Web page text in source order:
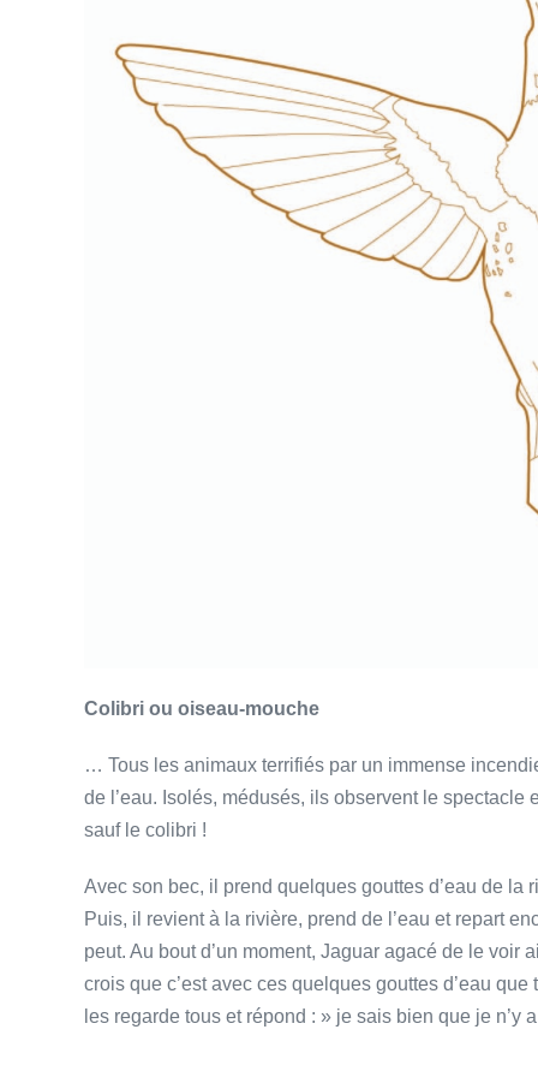
Colibri ou oiseau-mouche
… Tous les animaux terrifiés par un immense
de l’eau. Isolés, médusés, ils observent le
sauf le colibri !
Avec son bec, il prend quelques gouttes d’eau de la
Puis, il revient à la rivière, prend de l’eau et repart
peut. Au bout d’un moment, Jaguar agacé de le voir
crois que c’est avec ces quelques gouttes d’eau
les regarde tous et répond : » je sais bien que je n’y